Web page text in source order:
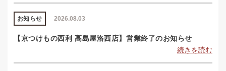
2026.08.03
お知らせ
【京つけもの西利 高島屋洛西店】営業終了のお知らせ
続きを読む